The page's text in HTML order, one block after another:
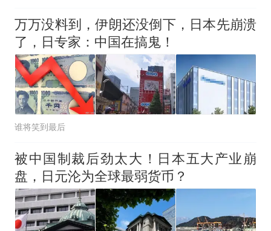
万万没料到，伊朗还没倒下，日本先崩溃
了，日专家：中国在搞鬼！
谁将笑到最后
被中国制裁后劲太大！日本五大产业崩
盘，日元沦为全球最弱货币？